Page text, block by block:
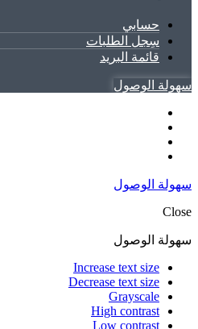
حسابي
سِجل الطلبات
قائمة البريد
سهولة الوصول
سهولة الوصول
Close
سهولة الوصول
Increase text size
Decrease text size
Grayscale
High contrast
Low contrast